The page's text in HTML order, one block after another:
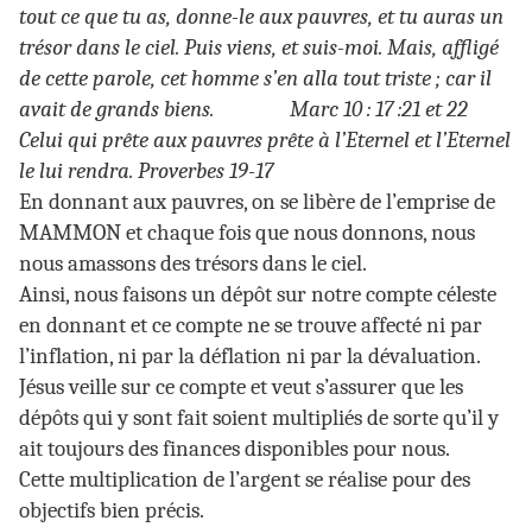
tout ce que tu as, donne-le aux pauvres, et tu auras un
trésor dans le ciel. Puis viens, et suis-moi. Mais, affligé
de cette parole, cet homme s’en alla tout triste ; car il
avait de grands biens. Marc 10 : 17 :21 et 22
Celui qui prête aux pauvres prête à l’Eternel et l’Eternel
le lui rendra. Proverbes 19-17
En donnant aux pauvres, on se libère de l’emprise de
MAMMON et chaque fois que nous donnons, nous
nous amassons des trésors dans le ciel.
Ainsi, nous faisons un dépôt sur notre compte céleste
en donnant et ce compte ne se trouve affecté ni par
l’inflation, ni par la déflation ni par la dévaluation.
Jésus veille sur ce compte et veut s’assurer que les
dépôts qui y sont fait soient multipliés de sorte qu’il y
ait toujours des finances disponibles pour nous.
Cette multiplication de l’argent se réalise pour des
objectifs bien précis.